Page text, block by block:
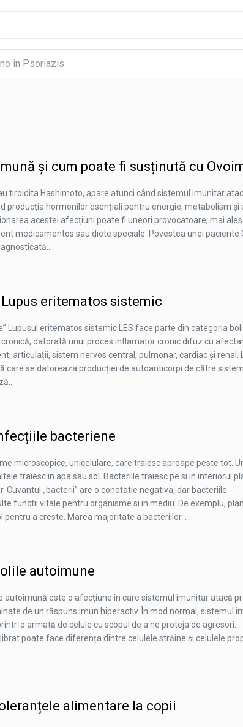
in Psoriazis
și cum poate fi susținută cu
tiroidita Hashimoto, apare atunci când sistemul imunitar
producția hormonilor esențiali pentru energie, metabolism și
acestei afecțiuni poate fi uneori provocatoare, mai ales
medicamentos sau diete speciale. Povestea unei paciente
eritematos sistemic
Lupusul eritematos sistemic LES face parte din categoria
datorată unui proces inflamator cronic difuz cu
articulații, sistem nervos central, pulmonar, cardiac și renal.
care se datoreaza producției de autoanticorpi de către
bacteriene
microscopice, unicelulare, care traiesc aproape peste tot.
traiesc in apa sau sol. Bacteriile traiesc pe si in interiorul
Cuvantul „bacterii” are o conotatie negativa, dar bacteriile
functii vitale pentru organisme si in mediu. De exemplu,
pentru a creste. Marea majoritate a bacteriilor...
autoimune
autoimună este o afecțiune în care sistemul imunitar atacă
de un răspuns imun hiperactiv. În mod normal, sistemul
o armată de celule cu scopul de a ne proteja de agresori.
poate face diferența dintre celulele străine și celulele
alimentare la copii